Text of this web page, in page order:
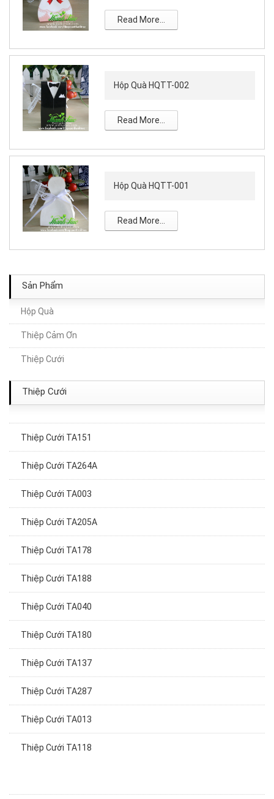
Read More...
Hộp Quà HQTT-002
Read More...
Hộp Quà HQTT-001
Read More...
Sản Phẩm
Hộp Quà
Thiệp Cảm Ơn
Thiệp Cưới
Thiệp Cưới
Thiệp cưới TA299
Thiệp Cưới TA089